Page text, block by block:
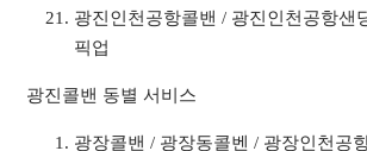
광진인천공항콜밴 / 광진인천공항샌
픽업
광진콜밴 동별 서비스
광장콜밴 / 광장동콜벤 / 광장인천공